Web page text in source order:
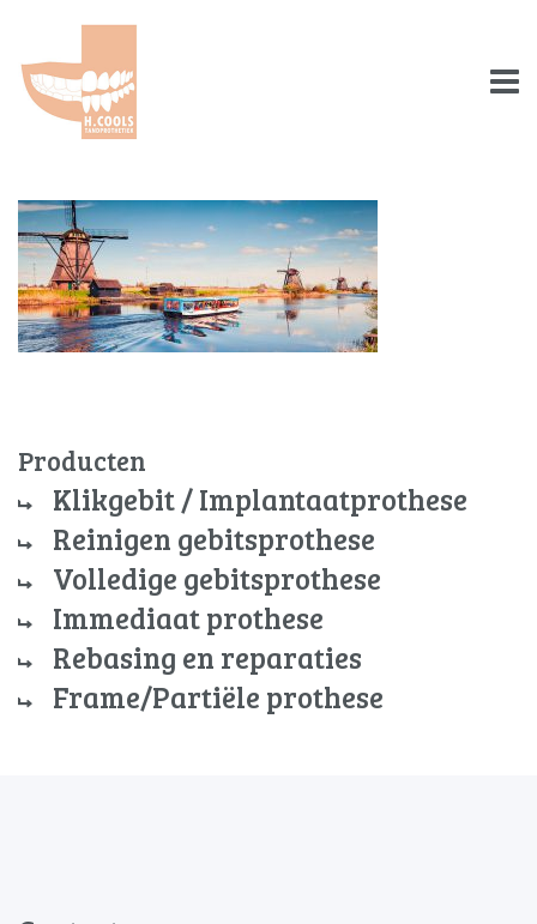
Producten
Klikgebit / Implantaatprothese
Reinigen gebitsprothese
Volledige gebitsprothese
Immediaat prothese
Rebasing en reparaties
Frame/Partiële prothese